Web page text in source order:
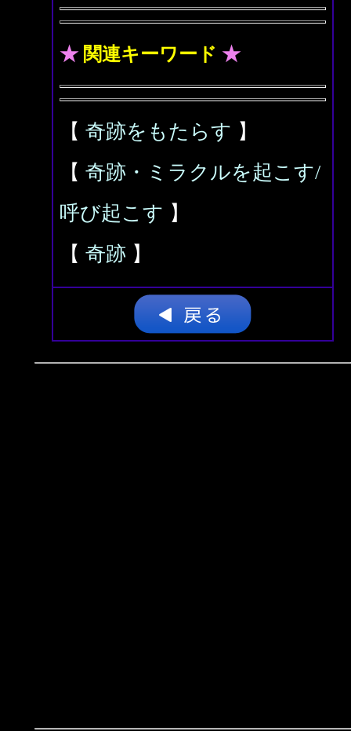
★ 関連キーワード ★
【 奇跡をもたらす 】
【 奇跡・ミラクルを起こす/
呼び起こす 】
【 奇跡 】